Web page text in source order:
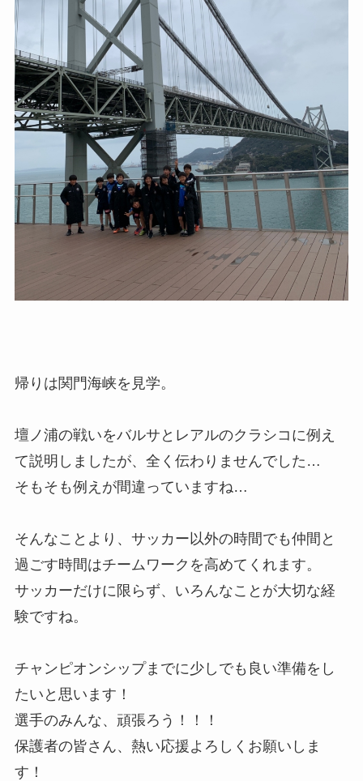
帰りは関門海峡を見学。
壇ノ浦の戦いをバルサとレアルのクラシコに例え
て説明しましたが、全く伝わりませんでした…
そもそも例えが間違っていますね…
そんなことより、サッカー以外の時間でも仲間と
過ごす時間はチームワークを高めてくれます。
サッカーだけに限らず、いろんなことが大切な経
験ですね。
チャンピオンシップまでに少しでも良い準備をし
たいと思います！
選手のみんな、頑張ろう！！！
保護者の皆さん、熱い応援よろしくお願いしま
す！